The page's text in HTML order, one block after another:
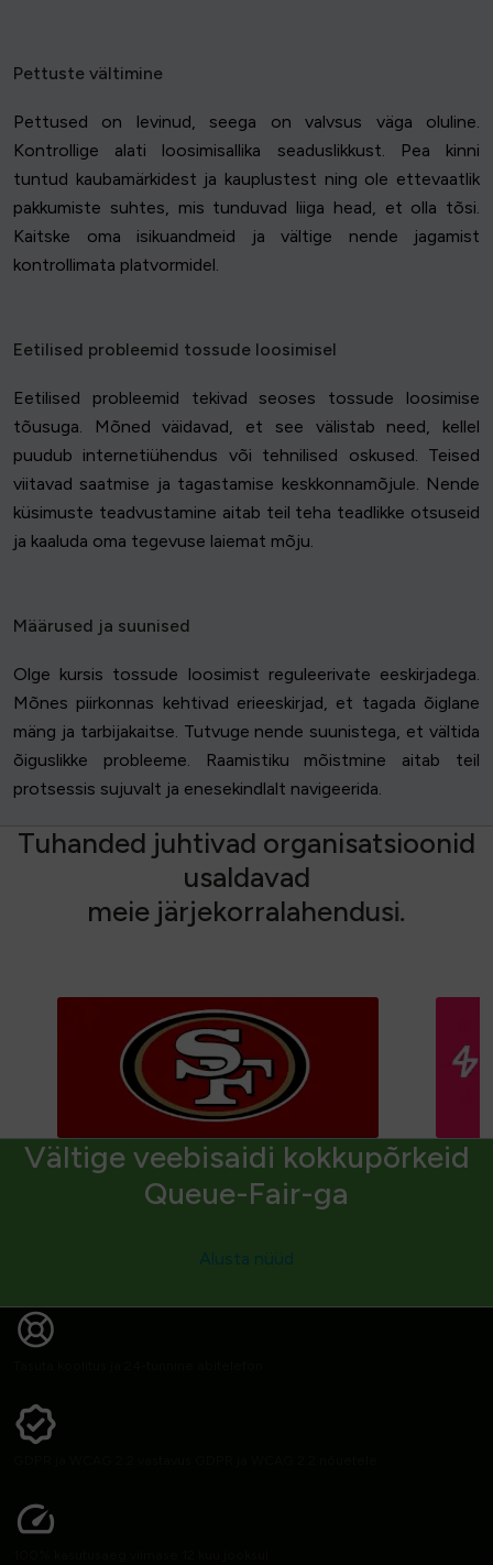
Pettuste vältimine
Pettused on levinud, seega on valvsus väga oluline.
Kontrollige alati loosimisallika seaduslikkust. Pea kinni
tuntud kaubamärkidest ja kauplustest ning ole ettevaatlik
pakkumiste suhtes, mis tunduvad liiga head, et olla tõsi.
Kaitske oma isikuandmeid ja vältige nende jagamist
kontrollimata platvormidel.
Eetilised probleemid tossude loosimisel
Eetilised probleemid tekivad seoses tossude loosimise
tõusuga. Mõned väidavad, et see välistab need, kellel
puudub internetiühendus või tehnilised oskused. Teised
viitavad saatmise ja tagastamise keskkonnamõjule. Nende
küsimuste teadvustamine aitab teil teha teadlikke otsuseid
ja kaaluda oma tegevuse laiemat mõju.
Määrused ja suunised
Olge kursis tossude loosimist reguleerivate eeskirjadega.
Mõnes piirkonnas kehtivad erieeskirjad, et tagada õiglane
mäng ja tarbijakaitse. Tutvuge nende suunistega, et vältida
õiguslikke probleeme. Raamistiku mõistmine aitab teil
protsessis sujuvalt ja enesekindlalt navigeerida.
Tuhanded juhtivad organisatsioonid
usaldavad
meie järjekorralahendusi.
Vältige veebisaidi kokkupõrkeid
Queue-Fair-ga